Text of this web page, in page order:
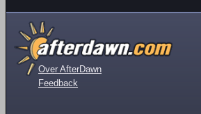
Over AfterDawn
Feedback